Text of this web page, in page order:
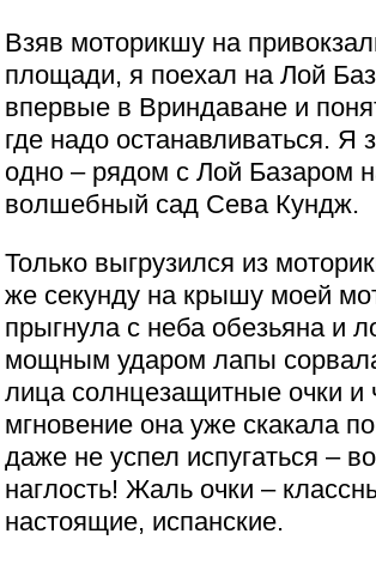
Взяв моторикшу на
площади, я поехал на Лой
впервые в Вриндаване и
где надо останавливаться. Я
одно – рядом с Лой Базаром
волшебный сад Сева Кундж.
Только выгрузился из
же секунду на крышу моей
прыгнула с неба обезьяна и
мощным ударом лапы
лица солнцезащитные очки и
мгновение она уже скакала
даже не успел испугаться –
наглость! Жаль очки –
настоящие, испанские.